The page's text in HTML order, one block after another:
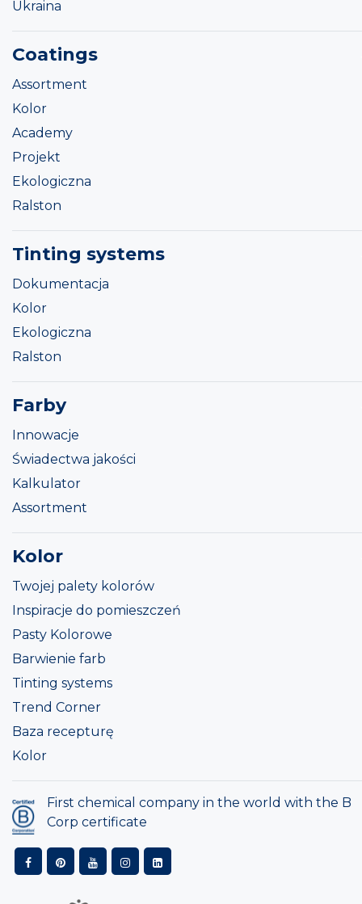
Ukraina
Coatings
Assortment
Kolor
Academy
Projekt
Ekologiczna
Ralston
Tinting systems
Dokumentacja
Kolor
Ekologiczna
Ralston
Farby
Innowacje
Świadectwa jakości
Kalkulator
Assortment
Kolor
Twojej palety kolorów
Inspiracje do pomieszczeń
Pasty Kolorowe
Barwienie farb
Tinting systems
Trend Corner
Baza recepturę
Kolor
First chemical company in the world with the B
Corp certificate